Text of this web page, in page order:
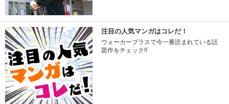
注目の人気マンガはコレだ！
ウォーカープラスで今一番読まれている話
題作をチェック!!